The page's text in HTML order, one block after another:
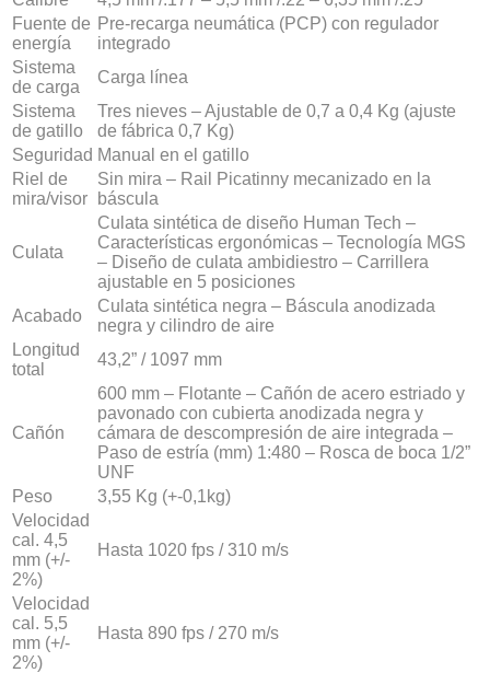
Fuente de
energía
Pre-recarga neumática (PCP) con regulador
integrado
Sistema
de carga
Carga línea
Sistema
de gatillo
Tres nieves – Ajustable de 0,7 a 0,4 Kg (ajuste
de fábrica 0,7 Kg)
Seguridad Manual en el gatillo
Riel de
mira/visor
Sin mira – Rail Picatinny mecanizado en la
báscula
Culata
Culata sintética de diseño Human Tech –
Características ergonómicas – Tecnología MGS
– Diseño de culata ambidiestro – Carrillera
ajustable en 5 posiciones
Acabado
Culata sintética negra – Báscula anodizada
negra y cilindro de aire
Longitud
total
43,2” / 1097 mm
Cañón
600 mm – Flotante – Cañón de acero estriado y
pavonado con cubierta anodizada negra y
cámara de descompresión de aire integrada –
Paso de estría (mm) 1:480 – Rosca de boca 1/2”
UNF
Peso
3,55 Kg (+-0,1kg)
Velocidad
cal. 4,5
mm (+/-
2%)
Hasta 1020 fps / 310 m/s
Velocidad
cal. 5,5
mm (+/-
2%)
Hasta 890 fps / 270 m/s